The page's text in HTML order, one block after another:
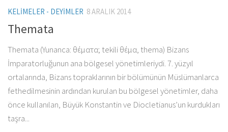
KELIMELER - DEYIMLER 8 ARALIK 2014
Themata
Themata (Yunanca: θέματα; tekili θέμα, thema) Bizans
İmparatorluğunun ana bölgesel yönetimleriydi. 7. yüzyıl
ortalarında, Bizans topraklarının bir bölümünün Müslümanlarca
fethedilmesinin ardından kurulan bu bölgesel yönetimler, daha
önce kullanılan, Büyük Konstantin ve Diocletianus’un kurdukları
taşra...